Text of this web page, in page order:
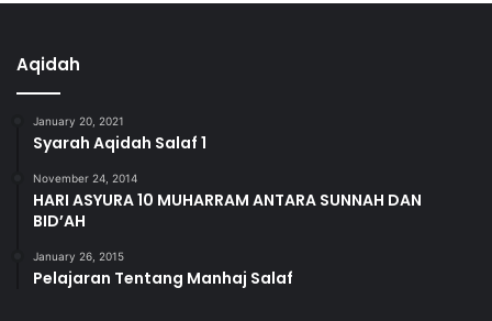
Aqidah
January 20, 2021
Syarah Aqidah Salaf 1
November 24, 2014
HARI ASYURA 10 MUHARRAM ANTARA SUNNAH DAN
BID’AH
January 26, 2015
Pelajaran Tentang Manhaj Salaf